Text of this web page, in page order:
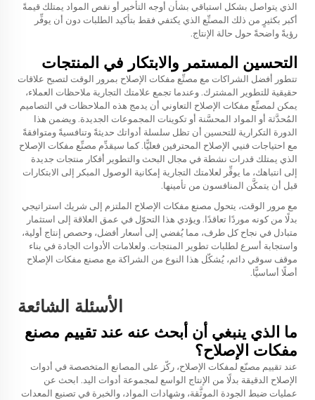
الذي يتواصل بشكل استباقي بشأن أوجه التأخير أو نقص المواد يمتلك قيمةً
أكبر بكثيرٍ من ذلك المصنِّع الذي يكتفي فقط بتأكيد الطلبات دون أن يوفِّر
رؤيةً واضحةً حول حالة الإنتاج.
التحسين المستمر والابتكار في المنتجات
تتطور أفضل الشراكات مع مصنِّع مفكات الإصلاح بمرور الوقت لتصبح علاقات
حقيقية للتطوير المشترك. وعندما تجمع علامتك التجارية ملاحظات العملاء،
يمكن لمصنِّع مفكات الإصلاح التعاوني أن يدمج هذه الملاحظات في التصاميم
المُحدَّثة أو المواد المحسَّنة أو تكوينات المجموعات الجديدة. ويضمن هذا
الدورة التكرارية للتحسين أن تظل سلسلة أدواتك حديثةً وتنافسيةً ومتوافقةً
مع احتياجات فنيي الإصلاح المحترفين فعليًّا. كما سيقدِّم مصنِّع مفكات الإصلاح
الذي يمتلك قدرات نشطة في مجال البحث والتطوير أفكار منتجات جديدة
إلى انتباهك، ما يوفِّر لعلامتك التجارية إمكانية الوصول المبكر إلى الابتكارات
قبل أن يتمكَّن المنافسون من تأمينها.
مع مرور الوقت، يتحول مصنع مفكات الإصلاح الملتزم إلى شريك استراتيجي
بدلًا من كونه موردًا تعاقدًا. ويؤدي هذا التحوّل في عمق العلاقة إلى استثمار
متبادل في نجاح كل طرف، مما يُفضي إلى أسعار أفضل، وحصص إنتاج أولية،
واستجابة أسرع لطلبات تطوير المنتجات. ولعلامات الأدوات الجادة في بناء
موقف سوقي دائم، يُشكّل هذا النوع من الشراكة مع مصنع مفكات الإصلاح
أصلًا أساسيًّا.
الأسئلة الشائعة
ما الذي ينبغي أن أبحث عنه عند تقييم مصنع
مفكات الإصلاح؟
عند تقييم مصنّع لمفكات الإصلاح، ركّز على المصانع المتخصصة في أدوات
الإصلاح الدقيقة بدلًا من الإنتاج الواسع لمجموعة أدوات اليد. ابحث عن
عمليات ضبط الجودة الموثَّقة، وشهادات المواد، والخبرة في تصنيع المعدات